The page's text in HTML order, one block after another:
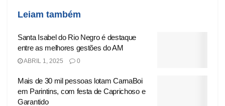
Leiam também
Santa Isabel do Rio Negro é destaque
entre as melhores gestões do AM
ABRIL 1, 2025 0
Mais de 30 mil pessoas lotam CarnaBoi
em Parintins, com festa de Caprichoso e
Garantido